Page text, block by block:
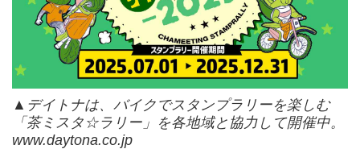
▲デイトナは、バイクでスタンプラリーを楽しむ
「茶ミスタ☆ラリー」を各地域と協力して開催中。
www.daytona.co.jp